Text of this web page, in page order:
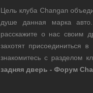
Цель клуба Changan
душе данная марка
расскажите о нас своим
захотят присоединиться
знакомитесь с разделом
задняя дверь - Форум